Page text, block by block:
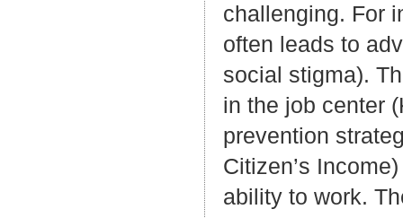
challenging. For
often leads to
social stigma).
in the job center
prevention
Citizen’s
ability to work.